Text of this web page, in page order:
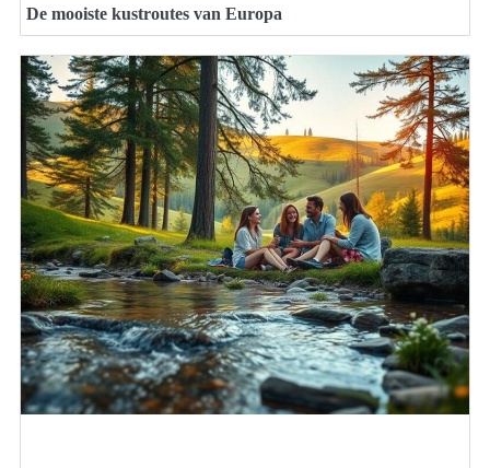
De mooiste kustroutes van Europa